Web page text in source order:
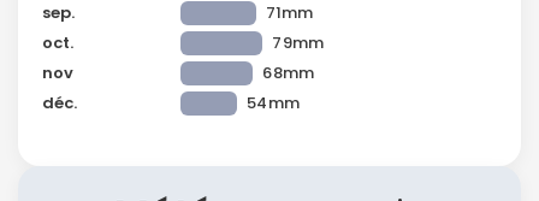
sep.
71mm
oct.
79mm
nov
68mm
déc.
54mm
Continuer avec Apple